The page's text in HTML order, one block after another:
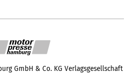
GmbH & Co. KG Verlagsgesellschaft